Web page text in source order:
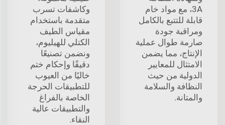
3A، مع مواد خام
قابلة للتتبع بالكامل
ومراقبة جودة
صارمة طوال عملية
الإنتاج، مما يضمن
الامتثال للمعايير
الدولية من حيث
النظافة والسلامة
والمتانة.
وكاشفات تسرب
متقدمة باستخدام
مقياس الطيف
الكتلي للهيليوم،
ونضمن تصنيعًا
دقيقًا وإحكام ختم
خاليًا من العيوب
للتطبيقات الحرجة
الخاصة بالفراغ
والتطبيقات عالية
النقاء.